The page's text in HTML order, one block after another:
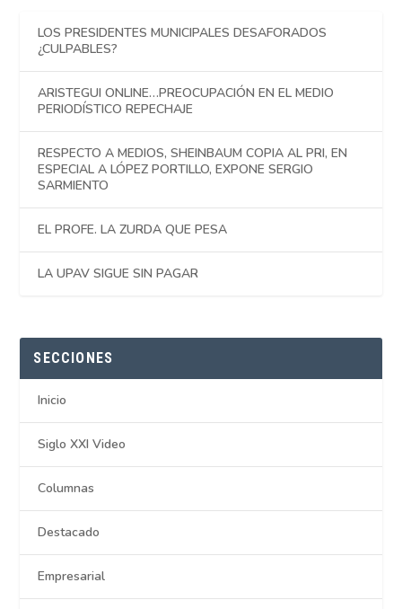
LOS PRESIDENTES MUNICIPALES DESAFORADOS
¿CULPABLES?
ARISTEGUI ONLINE…PREOCUPACIÓN EN EL MEDIO
PERIODÍSTICO REPECHAJE
RESPECTO A MEDIOS, SHEINBAUM COPIA AL PRI, EN
ESPECIAL A LÓPEZ PORTILLO, EXPONE SERGIO
SARMIENTO
EL PROFE. LA ZURDA QUE PESA
LA UPAV SIGUE SIN PAGAR
SECCIONES
Inicio
Siglo XXI Video
Columnas
Destacado
Empresarial